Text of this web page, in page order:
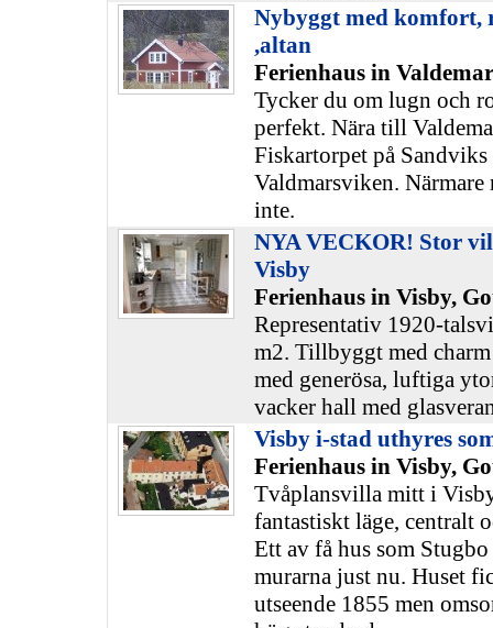
Nybyggt med komfort,
,altan
Ferienhaus in
Tycker du om lugn och
perfekt. Nära till
Fiskartorpet på
Valdmarsviken. Närmare
inte.
NYA VECKOR! Stor
Visby
Ferienhaus in Visby,
Representativ 1920-
m2. Tillbyggt med
med generösa, luftiga
vacker hall med
Visby i-stad uthyres
Ferienhaus in Visby,
Tvåplansvilla mitt i
fantastiskt läge, centralt
Ett av få hus som
murarna just nu. Huset
utseende 1855 men